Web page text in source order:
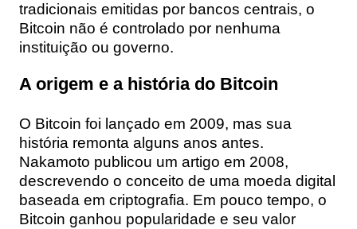
tradicionais emitidas por bancos centrais, o
Bitcoin não é controlado por nenhuma
instituição ou governo.
A origem e a história do Bitcoin
O Bitcoin foi lançado em 2009, mas sua
história remonta alguns anos antes.
Nakamoto publicou um artigo em 2008,
descrevendo o conceito de uma moeda digital
baseada em criptografia. Em pouco tempo, o
Bitcoin ganhou popularidade e seu valor